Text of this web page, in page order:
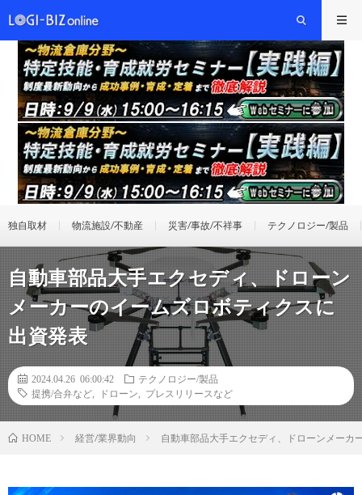
独自取材 物流施設/不動産 災害/事故/不祥事 テクノロジー/製品
自動車部品大手エクセディ、ドローン
メーカーのイームズロボティクスに
出資発表
2024.04.26 06:00:42
テクノロジー/製品
提携/合弁など
ドローン プレスリリースなど
HOME 経営/業界動向 自動車部品大手エクセディ、ドローンメーカ